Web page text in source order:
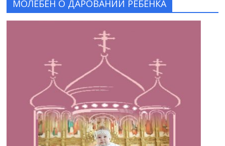
МОЛЕБЕН О ДАРОВАНИИ РЕБЕНКА